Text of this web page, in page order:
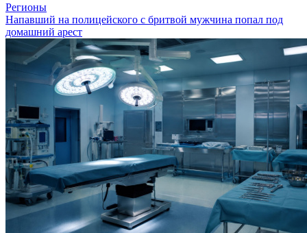
Регионы
Напавший на полицейского с бритвой мужчина попал под
домашний арест